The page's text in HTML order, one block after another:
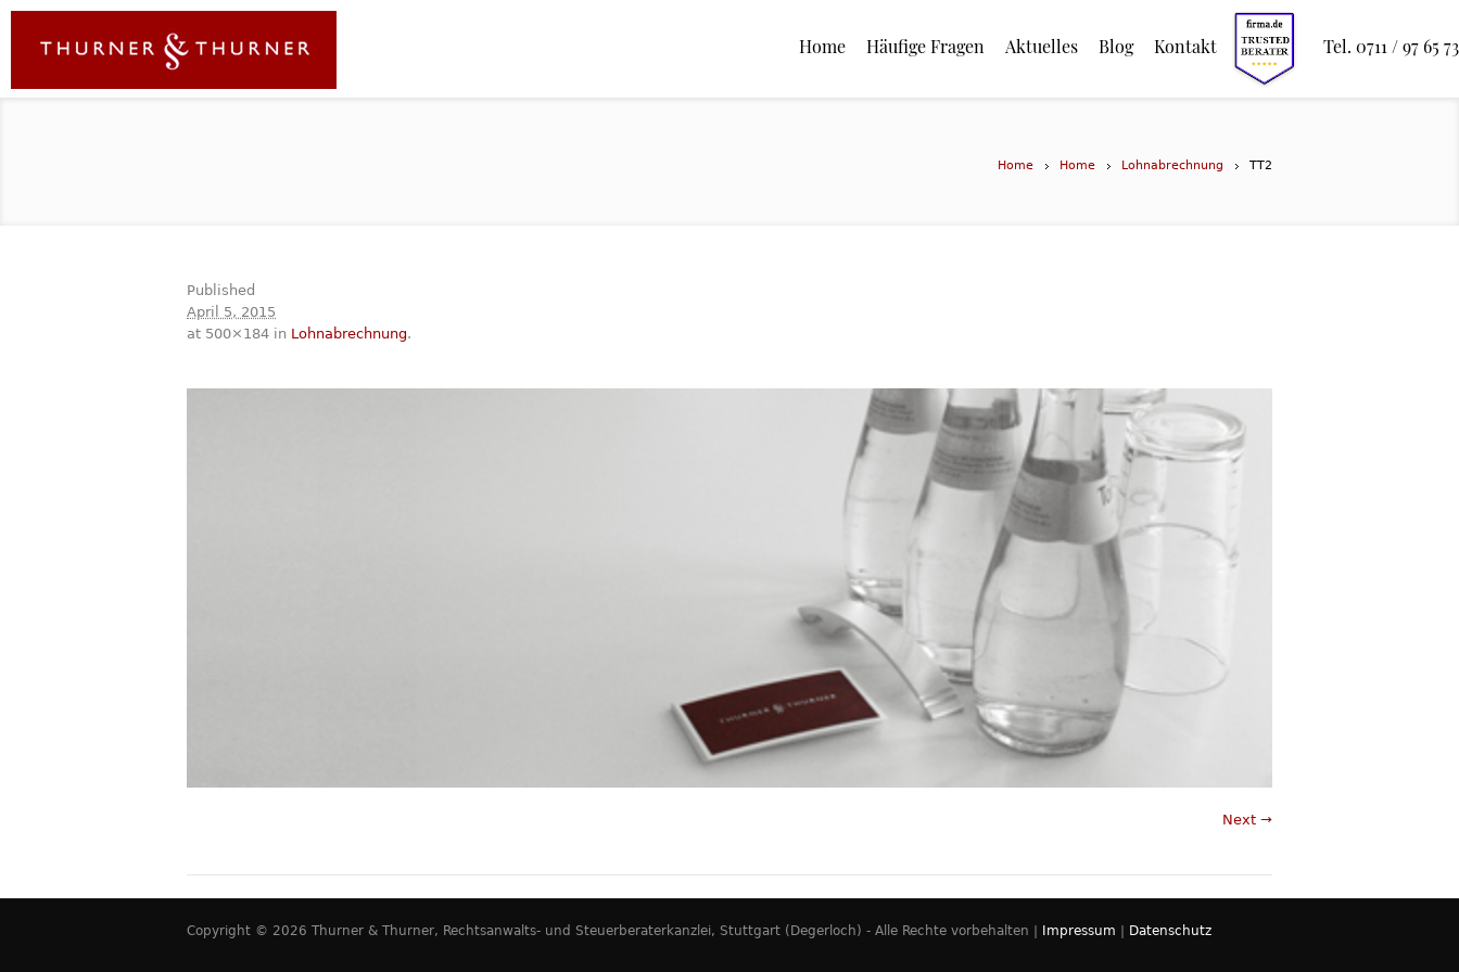
Home Häufige Fragen Aktuelles Blog Kontakt Tel. 0711 / 97 65 73
Home Home Lohnabrechnung TT2
Published
April 5, 2015
at 500×184 in Lohnabrechnung.
Next →
Copyright © 2026 Thurner & Thurner, Rechtsanwalts- und Steuerberaterkanzlei, Stuttgart (Degerloch) - Alle Rechte vorbehalten | Impressum Datenschutz